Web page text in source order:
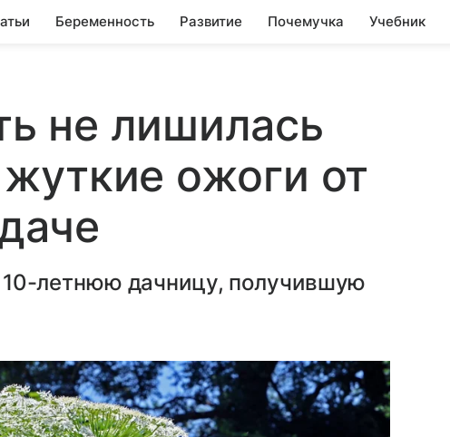
Беременность Развитие Почемучка Учебник
не лишилась
ожоги от
летнюю дачницу, получившую